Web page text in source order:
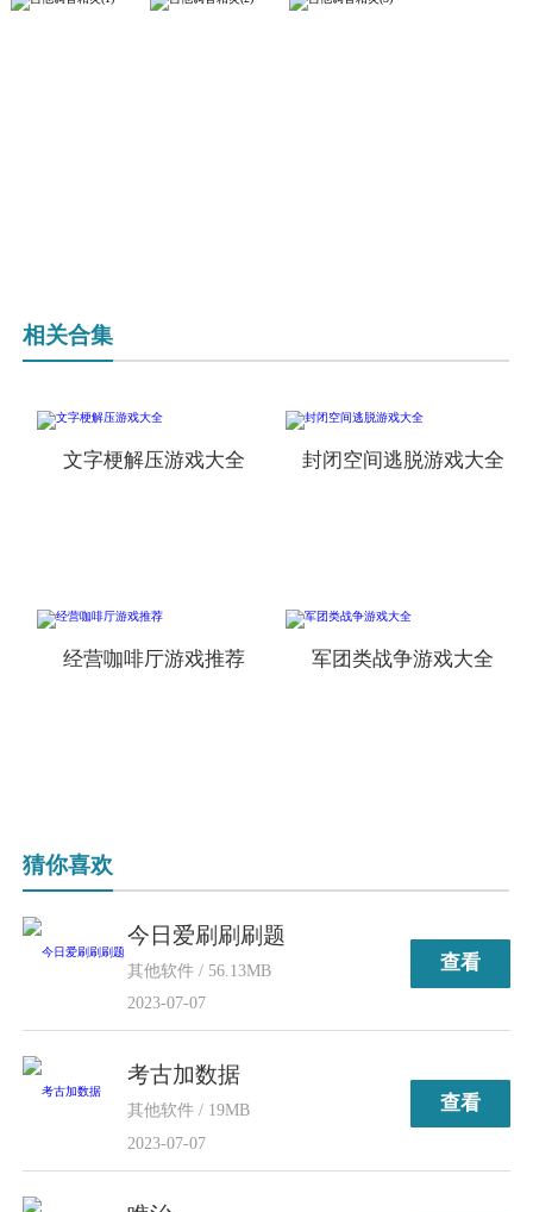
相关合集
文字梗解压游戏大全 封闭空间逃脱游戏大全
经营咖啡厅游戏推荐 军团类战争游戏大全
猜你喜欢
今日爱刷刷刷题
其他软件 / 56.13MB
2023-07-07
查看
考古加数据
其他软件 / 19MB
2023-07-07
查看